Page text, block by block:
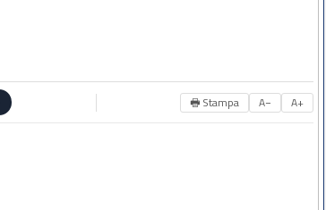
🖶 Stampa A− A+